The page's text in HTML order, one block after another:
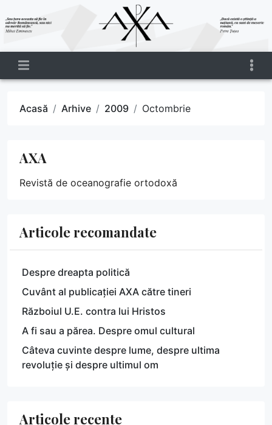
Acasă Arhive 2009 Octombrie
AXA
Revistă de oceanografie ortodoxă
Articole recomandate
Despre dreapta politică
Cuvânt al publicației AXA către tineri
Războiul U.E. contra lui Hristos
A fi sau a părea. Despre omul cultural
Câteva cuvinte despre lume, despre ultima
revoluție și despre ultimul om
Articole recente